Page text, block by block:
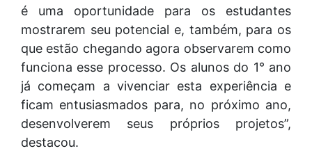
é uma oportunidade para os estudantes
mostrarem seu potencial e, também, para os
que estão chegando agora observarem como
funciona esse processo. Os alunos do 1° ano
já começam a vivenciar esta experiência e
ficam entusiasmados para, no próximo ano,
desenvolverem seus próprios projetos”,
destacou.